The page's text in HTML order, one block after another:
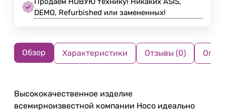
DEMO, Refurbished или замененных!
Обзор Характеристики Отзывы (0)
Высококачественное изделие
всемирноизвестной компании Hoco идеально